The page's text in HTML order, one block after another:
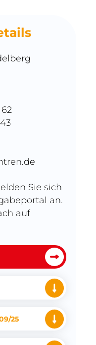
Sie sich
an.
auf
25